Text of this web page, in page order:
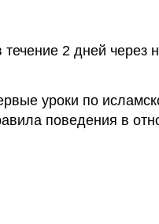
течение 2 дней
уроки по
поведения в